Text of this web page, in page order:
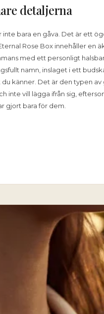
detaljerna
inte bara en gåva. Det är ett
Rose Box innehåller en
med ett personligt
namn, inslaget i ett
känner. Det är den typen av
inte vill lägga ifrån sig,
gjort bara för dem.